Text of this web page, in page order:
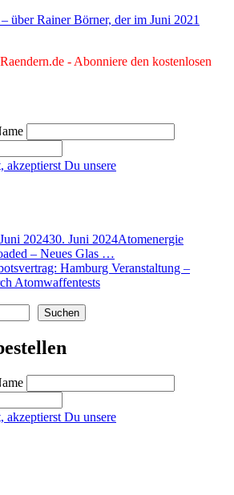
über Rainer Börner, der im Juni 2021
- Abonniere den kostenlosen
akzeptierst Du unsere
202430. Juni 2024Atomenergie
– Neues Glas …
Hamburg Veranstaltung –
Atomwaffentests
Suchen
akzeptierst Du unsere